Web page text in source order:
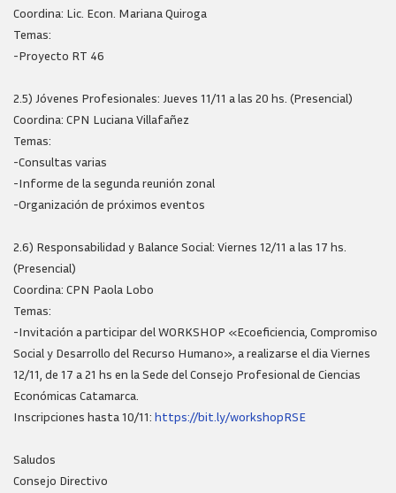
Coordina: Lic. Econ. Mariana Quiroga
Temas:
-Proyecto RT 46
2.5) Jóvenes Profesionales: Jueves 11/11 a las 20 hs. (Presencial)
Coordina: CPN Luciana Villafañez
Temas:
-Consultas varias
-Informe de la segunda reunión zonal
-Organización de próximos eventos
2.6) Responsabilidad y Balance Social: Viernes 12/11 a las 17 hs.
(Presencial)
Coordina: CPN Paola Lobo
Temas:
-Invitación a participar del WORKSHOP «Ecoeficiencia, Compromiso
Social y Desarrollo del Recurso Humano», a realizarse el dia Viernes
12/11, de 17 a 21 hs en la Sede del Consejo Profesional de Ciencias
Económicas Catamarca.
Inscripciones hasta 10/11: https://bit.ly/workshopRSE
Saludos
Consejo Directivo